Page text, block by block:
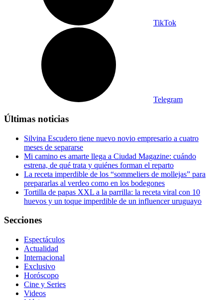
TikTok
Telegram
Últimas noticias
Silvina Escudero tiene nuevo novio empresario a cuatro
meses de separarse
Mi camino es amarte llega a Ciudad Magazine: cuándo
estrena, de qué trata y quiénes forman el reparto
La receta imperdible de los “sommeliers de mollejas” para
prepararlas al verdeo como en los bodegones
Tortilla de papas XXL a la parrilla: la receta viral con 10
huevos y un toque imperdible de un influencer uruguayo
Secciones
Espectáculos
Actualidad
Internacional
Exclusivo
Horóscopo
Cine y Series
Videos